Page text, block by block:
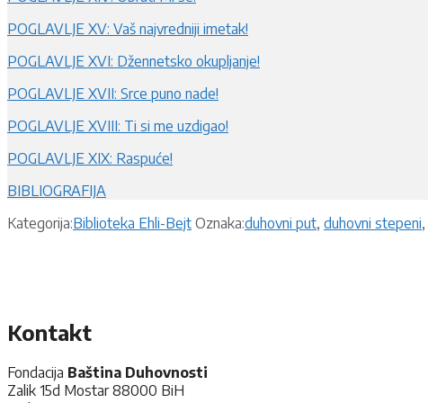
POGLAVLJE XV: Vaš najvredniji imetak!
POGLAVLJE XVI: Džennetsko okupljanje!
POGLAVLJE XVII: Srce puno nade!
POGLAVLJE XVIII: Ti si me uzdigao!
POGLAVLJE XIX: Raspuće!
BIBLIOGRAFIJA
Kategorija:Kategorije
Biblioteka Ehli-Bejt Oznaka:Oznake
duhovni put, duhovni stepeni,
Kontakt
Fondacija Baština Duhovnosti
Zalik 15d Mostar 88000 BiH